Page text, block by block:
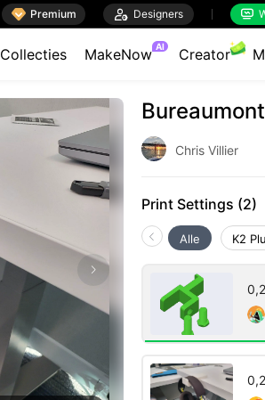
 Premium  Designers 
Collecties MakeNow AI Creator
Chris Villier
Print Settings (2)
Alle K2